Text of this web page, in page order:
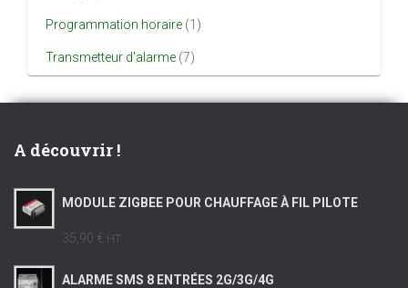
Programmation horaire (1)
Transmetteur d'alarme (7)
A découvrir !
MODULE ZIGBEE POUR CHAUFFAGE À FIL PILOTE
35,90 € HT
ALARME SMS 8 ENTRÉES 2G/3G/4G